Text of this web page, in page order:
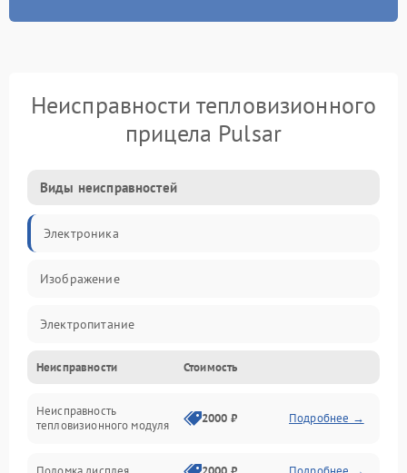
Неисправности тепловизионного
прицела Pulsar
Виды неисправностей
Электроника
Изображение
Электропитание
Измерения
Матрица
Неисправности Стоимость
Неисправность
тепловизионного модуля
2000 ₽ Подробнее →